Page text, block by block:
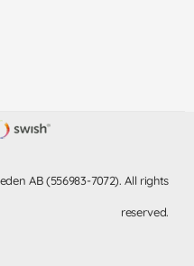
AB (556983-7072). All rights
reserved.